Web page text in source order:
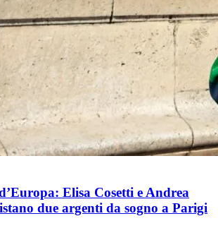
Elisa Cosetti e Andrea
due argenti da sogno a Parigi